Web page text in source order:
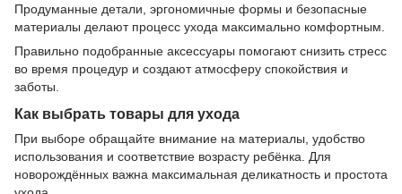
Продуманные детали, эргономичные формы и безопасные
материалы делают процесс ухода максимально комфортным.
Правильно подобранные аксессуары помогают снизить стресс
во время процедур и создают атмосферу спокойствия и
заботы.
Как выбрать товары для ухода
При выборе обращайте внимание на материалы, удобство
использования и соответствие возрасту ребёнка. Для
новорождённых важна максимальная деликатность и простота